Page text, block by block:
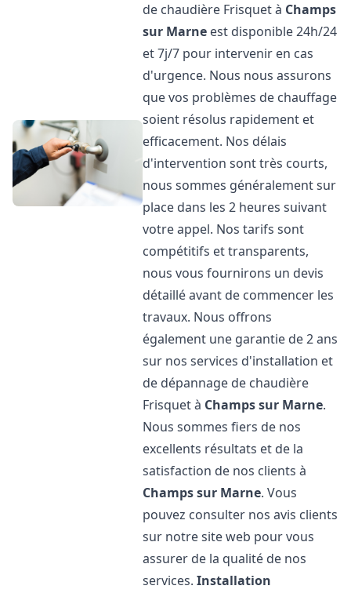
de chaudière Frisquet à Champs
sur Marne est disponible 24h/24
et 7j/7 pour intervenir en cas
d'urgence. Nous nous assurons
que vos problèmes de chauffage
soient résolus rapidement et
efficacement. Nos délais
d'intervention sont très courts,
nous sommes généralement sur
place dans les 2 heures suivant
votre appel. Nos tarifs sont
compétitifs et transparents,
nous vous fournirons un devis
détaillé avant de commencer les
travaux. Nous offrons
également une garantie de 2 ans
sur nos services d'installation et
de dépannage de chaudière
Frisquet à Champs sur Marne.
Nous sommes fiers de nos
excellents résultats et de la
satisfaction de nos clients à
Champs sur Marne. Vous
pouvez consulter nos avis clients
sur notre site web pour vous
assurer de la qualité de nos
services.Installation